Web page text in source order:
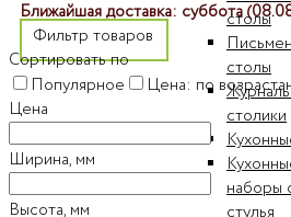
столы
столы
столики
наборы
Ближайшая доставка: суббота
Фильтр товаров
Сортировать по
Популярное
Цена: по
Цена
Ширина, мм
Высота, мм